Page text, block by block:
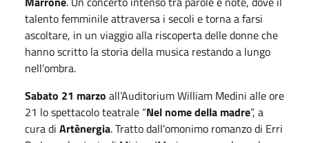
talento femminile attraversa i secoli e torna a farsi
ascoltare, in un viaggio alla riscoperta delle donne che
hanno scritto la storia della musica restando a lungo
nell’ombra.
Sabato 21 marzo all’Auditorium William Medini alle ore
21 lo spettacolo teatrale “Nel nome della madre”, a
cura di Artènergia. Tratto dall’omonimo romanzo di Erri